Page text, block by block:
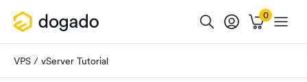
VPS / vServer Tutorial